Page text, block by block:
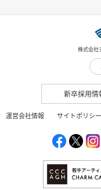
株式会社
新卒採用情
運営会社情報 サイトポリシー